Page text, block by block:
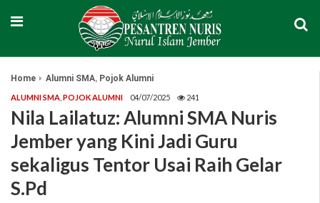
Home Alumni SMA, Pojok Alumni
ALUMNI SMA POJOK ALUMNI 04/07/2025 241
Nila Lailatuz: Alumni SMA Nuris
Jember yang Kini Jadi Guru
sekaligus Tentor Usai Raih Gelar
S.Pd